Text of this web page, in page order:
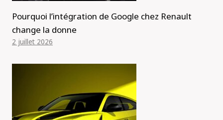
Pourquoi l’intégration de Google chez Renault
change la donne
2 juillet 2026